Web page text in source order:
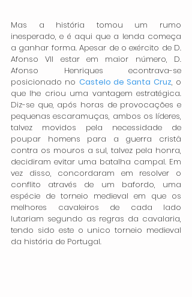
Mas a história tomou um rumo
inesperado, e é aqui que a lenda começa
a ganhar forma. Apesar de o exército de D.
Afonso VII estar em maior número, D.
Afonso Henriques econtrava-se
posicionado no Castelo de Santa Cruz, o
que lhe criou uma vantagem estratégica.
Diz-se que, após horas de provocações e
pequenas escaramuças, ambos os líderes,
talvez movidos pela necessidade de
poupar homens para a guerra cristâ
contra os mouros a sul, talvez pela honra,
decidiram evitar uma batalha campal. Em
vez disso, concordaram em resolver o
conflito através de um bafordo, uma
espécie de torneio medieval em que os
melhores cavaleiros de cada lado
lutariam segundo as regras da cavalaria,
tendo sido este o unico torneio medieval
da história de Portugal.